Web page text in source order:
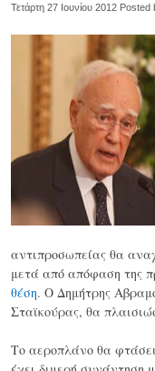
Τετάρτη 27 Ιουνίου 2012
αντιπροσωπείας θα
μετά από απόφαση της
θέση. Ο Δημήτρης
Σταϊκούρας, θα
Το αεροπλάνο θα